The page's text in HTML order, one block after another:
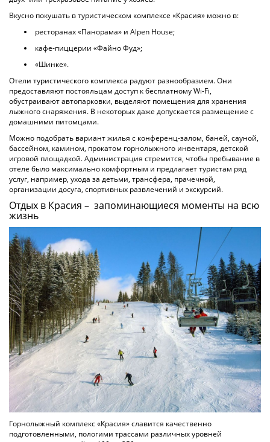
Вкусно покушать в туристическом комплексе «Красия» можно в:
ресторанах «Панорама» и Alpen House;
кафе-пиццерии «Файно Фуд»;
«Шинке».
Отели туристического комплекса радуют разнообразием. Они
предоставляют постояльцам доступ к бесплатному Wi-Fi,
обустраивают автопарковки, выделяют помещения для хранения
лыжного снаряжения. В некоторых даже допускается размещение с
домашними питомцами.
Можно подобрать вариант жилья с конференц-залом, баней, сауной,
бассейном, камином, прокатом горнолыжного инвентаря, детской
игровой площадкой. Администрация стремится, чтобы пребывание в
отеле было максимально комфортным и предлагает туристам ряд
услуг, например, ухода за детьми, трансфера, прачечной,
организации досуга, спортивных развлечений и экскурсий.
Отдых в Красия – запоминающиеся моменты на всю
жизнь
Горнолыжный комплекс «Красия» славится качественно
подготовленными, пологими трассами различных уровней